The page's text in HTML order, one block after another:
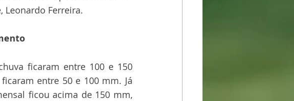
Leonardo Ferreira.
ficaram entre 100 e 150
entre 50 e 100 mm. Já
ficou acima de 150 mm,